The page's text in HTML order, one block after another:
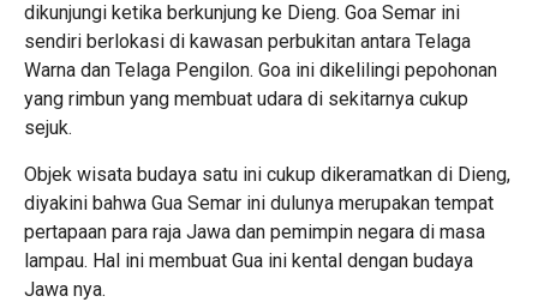
dikunjungi ketika berkunjung ke Dieng. Goa Semar ini
sendiri berlokasi di kawasan perbukitan antara Telaga
Warna dan Telaga Pengilon. Goa ini dikelilingi pepohonan
yang rimbun yang membuat udara di sekitarnya cukup
sejuk.
Objek wisata budaya satu ini cukup dikeramatkan di Dieng,
diyakini bahwa Gua Semar ini dulunya merupakan tempat
pertapaan para raja Jawa dan pemimpin negara di masa
lampau. Hal ini membuat Gua ini kental dengan budaya
Jawa nya.